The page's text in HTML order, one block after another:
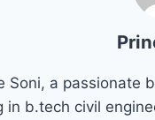
Soni, a passionate
in b.tech civil